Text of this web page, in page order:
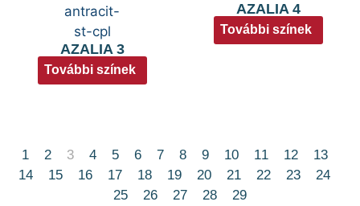
AZALIA 3
További színek
AZALIA 4
További színek
1 2 3 4 5 6 7 8 9 10 11 12
13
14
15 16 17 18 19 20 21 22 23
24
25
26 27 28 29